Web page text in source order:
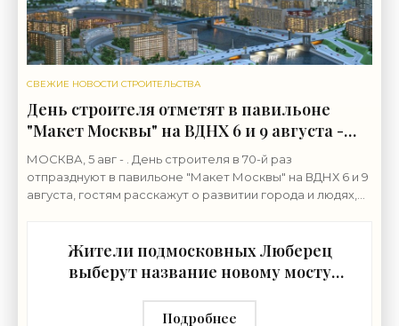
СВЕЖИЕ НОВОСТИ СТРОИТЕЛЬСТВА
День строителя отметят в павильоне
"Макет Москвы" на ВДНХ 6 и 9 августа -
«Строительство»
МОСКВА, 5 авг - . День строителя в 70-й раз
отпразднуют в павильоне "Макет Москвы" на ВДНХ 6 и 9
августа, гостям расскажут о развитии города и людях,
Жители подмосковных Люберец
выберут название новому мосту
«Строительство»
Подробнее